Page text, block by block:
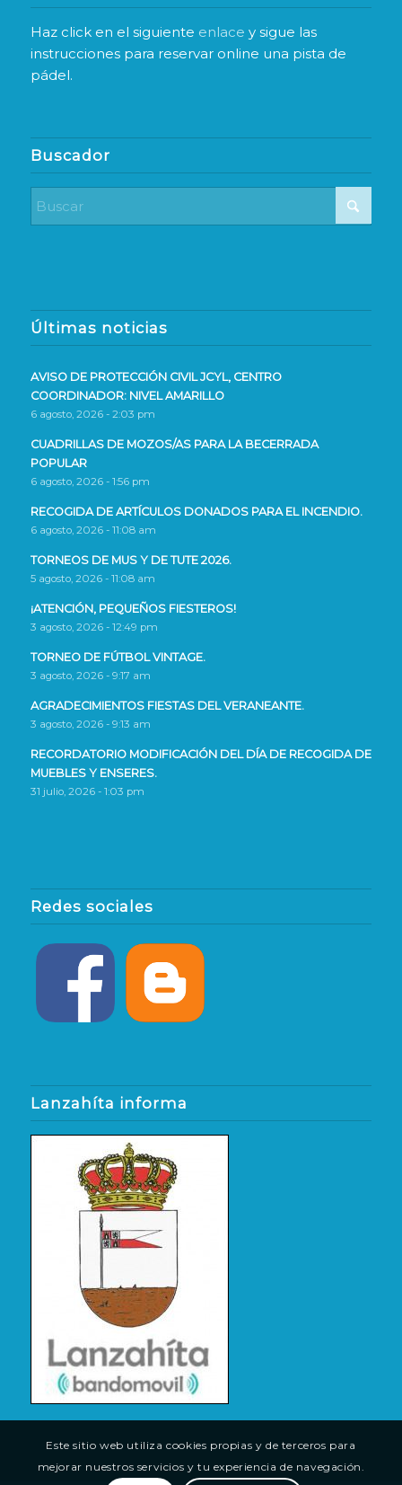
Haz click en el siguiente enlace y sigue las
instrucciones para reservar online una pista de
pádel.
Buscador
Últimas noticias
AVISO DE PROTECCIÓN CIVIL JCYL, CENTRO
COORDINADOR: NIVEL AMARILLO
6 agosto, 2026 - 2:03 pm
CUADRILLAS DE MOZOS/AS PARA LA BECERRADA
POPULAR
6 agosto, 2026 - 1:56 pm
RECOGIDA DE ARTÍCULOS DONADOS PARA EL INCENDIO.
6 agosto, 2026 - 11:08 am
TORNEOS DE MUS Y DE TUTE 2026.
5 agosto, 2026 - 11:08 am
¡ATENCIÓN, PEQUEÑOS FIESTEROS!
3 agosto, 2026 - 12:49 pm
TORNEO DE FÚTBOL VINTAGE.
3 agosto, 2026 - 9:17 am
AGRADECIMIENTOS FIESTAS DEL VERANEANTE.
3 agosto, 2026 - 9:13 am
RECORDATORIO MODIFICACIÓN DEL DÍA DE RECOGIDA DE
MUEBLES Y ENSERES.
31 julio, 2026 - 1:03 pm
Redes sociales
Lanzahíta informa
Este sitio web utiliza cookies propias y de terceros para
mejorar nuestros servicios y tu experiencia de navegación.